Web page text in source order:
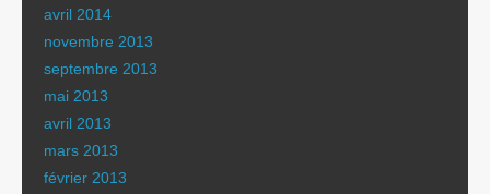
avril 2014
novembre 2013
septembre 2013
mai 2013
avril 2013
mars 2013
février 2013